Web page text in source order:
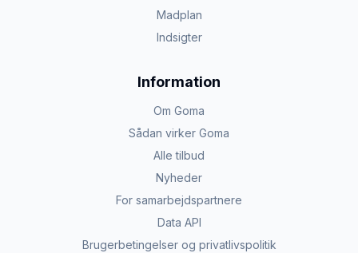
Madplan
Indsigter
Information
Om Goma
Sådan virker Goma
Alle tilbud
Nyheder
For samarbejdspartnere
Data API
Brugerbetingelser og privatlivspolitik